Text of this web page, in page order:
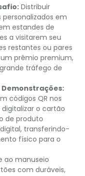
Distribuir
em
estandes de
a visitarem seu
restantes ou pares
prêmio premium,
tráfego de
códigos QR nos
digitalizar o cartão
de produto
transferindo-
físico para o
ao manuseio
com duráveis,